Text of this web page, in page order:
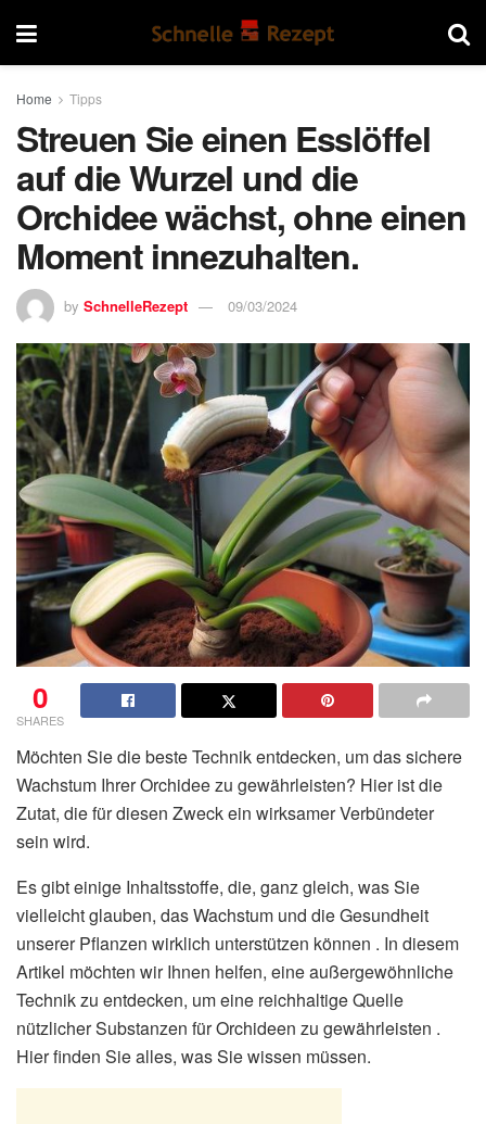
Home Tipps
Streuen Sie einen Esslöffel
auf die Wurzel und die
Orchidee wächst, ohne einen
Moment innezuhalten.
by SchnelleRezept 09/03/2024
0
SHARES
Möchten Sie die beste Technik entdecken, um das sichere
Wachstum Ihrer Orchidee zu gewährleisten? Hier ist die
Zutat, die für diesen Zweck ein wirksamer Verbündeter
sein wird.
Es gibt einige Inhaltsstoffe, die, ganz gleich, was Sie
vielleicht glauben, das Wachstum und die Gesundheit
unserer Pflanzen wirklich unterstützen können . In diesem
Artikel möchten wir Ihnen helfen, eine außergewöhnliche
Technik zu entdecken, um eine reichhaltige Quelle
nützlicher Substanzen für Orchideen zu gewährleisten .
Hier finden Sie alles, was Sie wissen müssen.